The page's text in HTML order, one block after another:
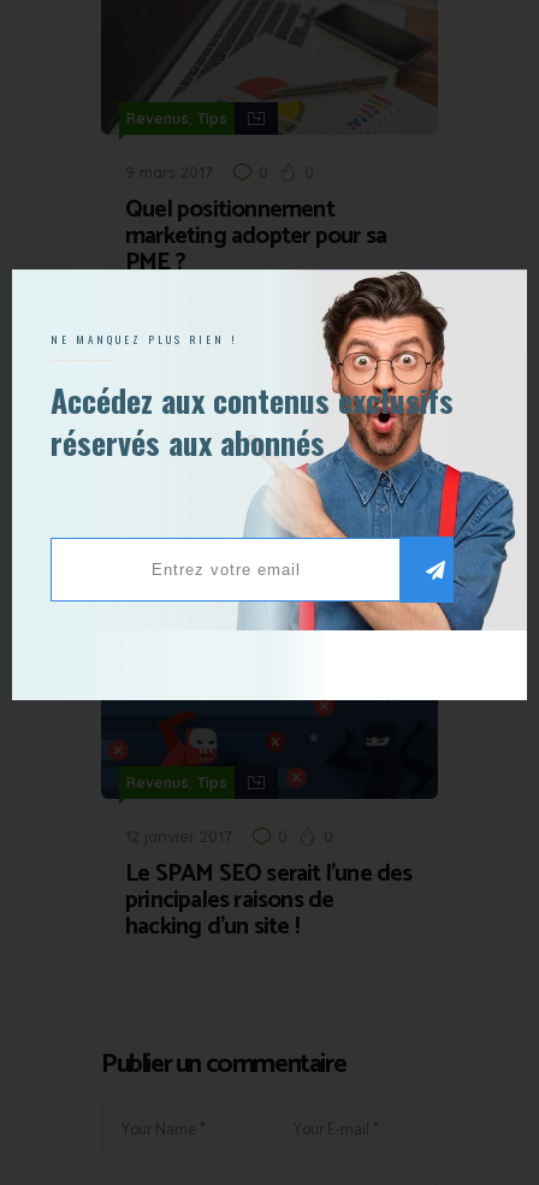
Revenus, Tips
9 mars 2017 0 0
Quel positionnement
marketing adopter pour sa
PME ?
0 0
Le marketing permet-il de
réaliser des miracles ?
Revenus, Tips
12 janvier 2017 0 0
Le SPAM SEO serait l’une des
principales raisons de
hacking d’un site !
Publier un commentaire
NE MANQUEZ PLUS RIEN !
Accédez aux contenus exclusifs
réservés aux abonnés